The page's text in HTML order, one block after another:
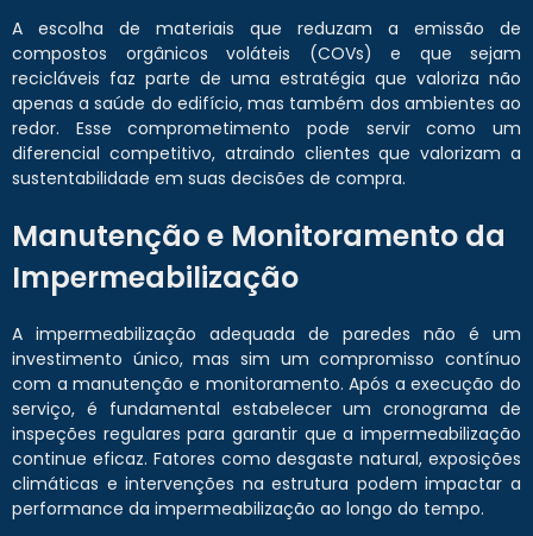
A escolha de materiais que reduzam a emissão de
compostos orgânicos voláteis (COVs) e que sejam
recicláveis faz parte de uma estratégia que valoriza não
apenas a saúde do edifício, mas também dos ambientes ao
redor. Esse comprometimento pode servir como um
diferencial competitivo, atraindo clientes que valorizam a
sustentabilidade em suas decisões de compra.
Manutenção e Monitoramento da
Impermeabilização
A impermeabilização adequada de paredes não é um
investimento único, mas sim um compromisso contínuo
com a manutenção e monitoramento. Após a execução do
serviço, é fundamental estabelecer um cronograma de
inspeções regulares para garantir que a impermeabilização
continue eficaz. Fatores como desgaste natural, exposições
climáticas e intervenções na estrutura podem impactar a
performance da impermeabilização ao longo do tempo.